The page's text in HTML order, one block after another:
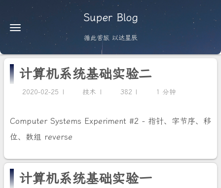
Super Blog
循此苦旅 以达星辰
计算机系统基础实验二
2020-02-25 技术 382 1 分钟
Computer Systems Experiment #2 - 指针、字节序、移
位、数组 reverse
计算机系统基础实验一